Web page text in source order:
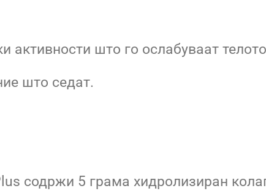
активности што го ослабуваат
што седат.
содржи 5 грама хидролизиран